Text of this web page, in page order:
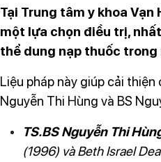
Tại Trung tâm y khoa
một lựa chọn điều trị,
thể dung nạp thuốc
Liệu pháp này giúp cải
Nguyễn Thi Hùng và BS
TS.BS Nguyễn Thi
(1996) và Beth Israel